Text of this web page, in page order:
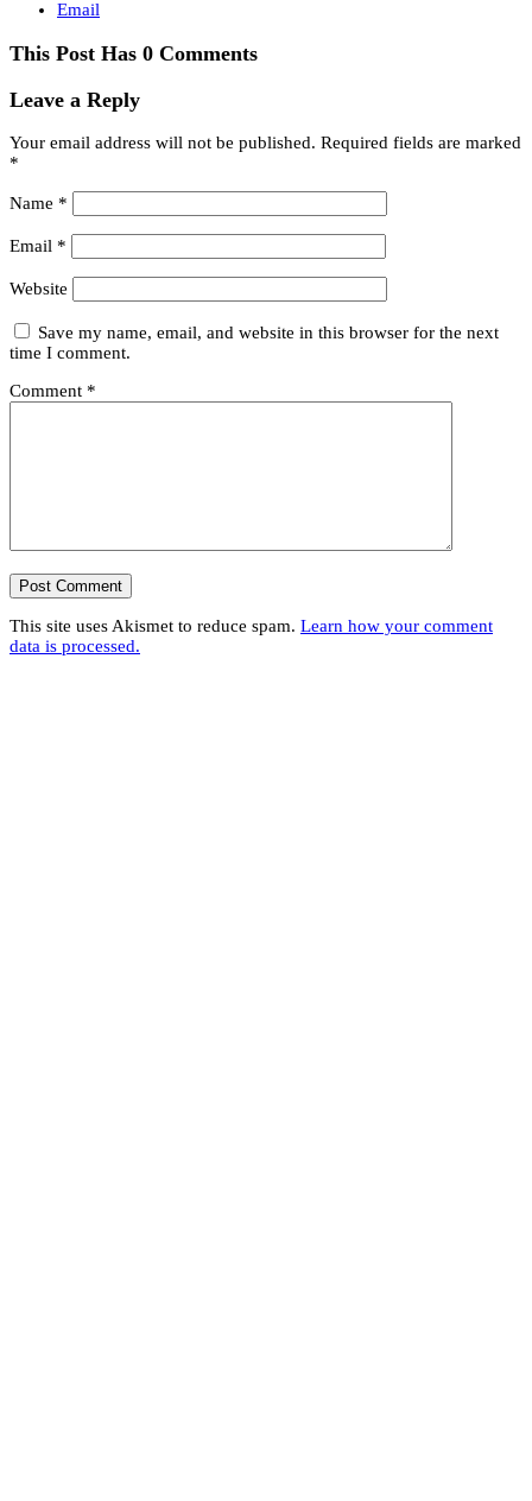
Email
This Post Has 0 Comments
Leave a Reply
Your email address will not be published. Required fields are marked
*
Name *
Email *
Website
Save my name, email, and website in this browser for the next
time I comment.
Comment *
This site uses Akismet to reduce spam. Learn how your comment
data is processed.